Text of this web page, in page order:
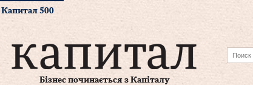
Капитал 500
Бізнес починається з Капіталу